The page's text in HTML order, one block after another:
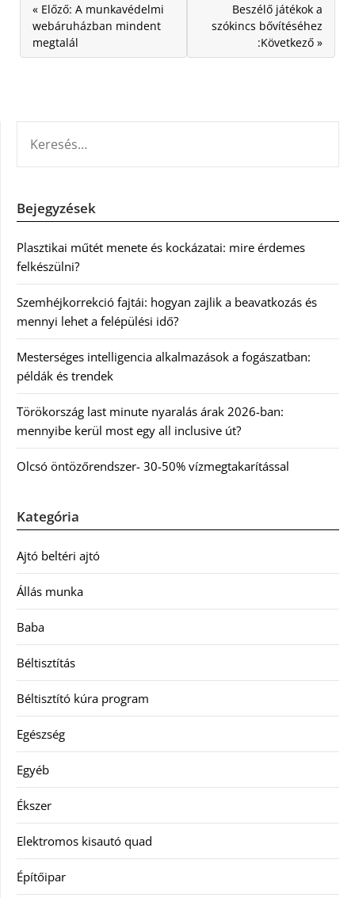
« Előző: A munkavédelmi
webáruházban mindent
megtalál
Beszélő játékok a
szókincs bővítéséhez
:Következő »
Bejegyzések
Plasztikai műtét menete és kockázatai: mire érdemes
felkészülni?
Szemhéjkorrekció fajtái: hogyan zajlik a beavatkozás és
mennyi lehet a felépülési idő?
Mesterséges intelligencia alkalmazások a fogászatban:
példák és trendek
Törökország last minute nyaralás árak 2026-ban:
mennyibe kerül most egy all inclusive út?
Olcsó öntözőrendszer- 30-50% vízmegtakarítással
Kategória
Ajtó beltéri ajtó
Állás munka
Baba
Béltisztítás
Béltisztító kúra program
Egészség
Egyéb
Ékszer
Elektromos kisautó quad
Építőipar